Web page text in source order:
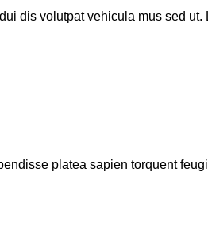
dis volutpat vehicula mus sed ut.
platea sapien torquent